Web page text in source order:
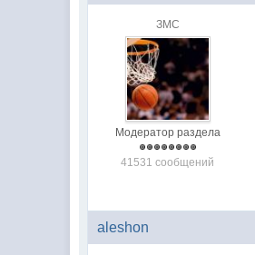
ЗМС
Модератор раздела
41531 сообщений
aleshon